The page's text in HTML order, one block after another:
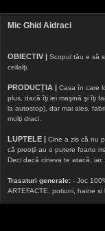
Mic Ghid Aidraci
OBIECTIV | Scopul tău e să
ceilalţi.
PRODUCȚIA | Casa în care
plus, dacă îţi iei maşină şi îţi
la autostop), dar mai ales,
mulţi draci.
LUPTELE | Cine a zis că nu
că preoţii au o putere foarte
Deci dacă cineva te atacă,
Trasaturi generale: - Joc
ARTEFACTE, potiuni, haine